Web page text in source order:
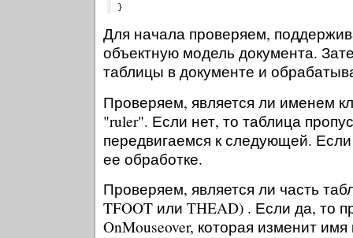
Для начала проверяем,
объектную модель документа.
таблицы в документе и
Проверяем, является ли именем
"ruler". Если нет, то таблица
передвигаемся к следующей.
ее обработке.
Проверяем, является ли часть
TFOOT или THEAD) . Если да, то
OnMouseover, которая изменит